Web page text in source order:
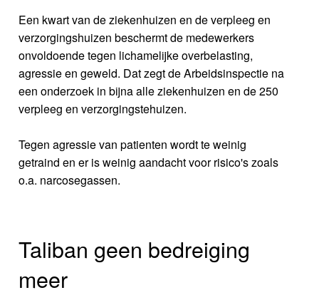
Een kwart van de ziekenhuizen en de verpleeg en
verzorgingshuizen beschermt de medewerkers
onvoldoende tegen lichamelijke overbelasting,
agressie en geweld. Dat zegt de Arbeidsinspectie na
een onderzoek in bijna alle ziekenhuizen en de 250
verpleeg en verzorgingstehuizen.
Tegen agressie van patienten wordt te weinig
getraind en er is weinig aandacht voor risico's zoals
o.a. narcosegassen.
Taliban geen bedreiging
meer